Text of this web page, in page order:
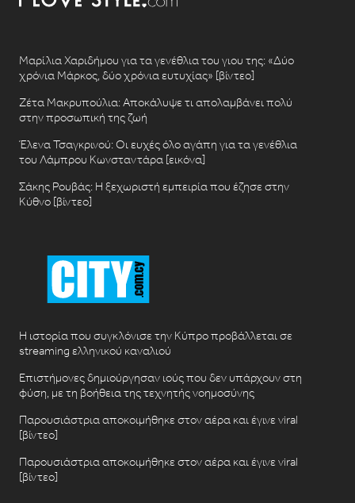
Μαρίλια Χαριδήμου για τα γενέθλια του γιου της: «Δύο
χρόνια Μάρκος, δύο χρόνια ευτυχίας» [βίντεο]
Ζέτα Μακρυπούλια: Αποκάλυψε τι απολαμβάνει πολύ
στην προσωπική της ζωή
Έλενα Τσαγκρινού: Οι ευχές όλο αγάπη για τα γενέθλια
του Λάμπρου Κωνσταντάρα [εικόνα]
Σάκης Ρουβάς: Η ξεχωριστή εμπειρία που έζησε στην
Κύθνο [βίντεο]
Η ιστορία που συγκλόνισε την Κύπρο προβάλλεται σε
streaming ελληνικού καναλιού
Επιστήμονες δημιούργησαν ιούς που δεν υπάρχουν στη
φύση, με τη βοήθεια της τεχνητής νοημοσύνης
Παρουσιάστρια αποκοιμήθηκε στον αέρα και έγινε viral
[βίντεο]
Παρουσιάστρια αποκοιμήθηκε στον αέρα και έγινε viral
[βίντεο]